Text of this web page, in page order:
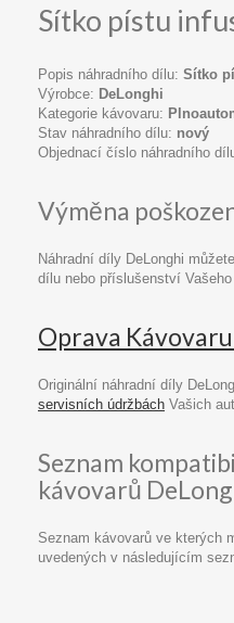
Sítko pístu
Popis náhradního dílu: Sítko
Výrobce: DeLonghi
Kategorie kávovaru:
Stav náhradního dílu: nový
Objednací číslo náhradního
Výměna
Náhradní díly DeLonghi
dílu nebo příslušenství
Oprava
Originální náhradní díly
servisních údržbách Vašich
Seznam
kávovarů
Seznam kávovarů ve kterých
uvedených v následujícím